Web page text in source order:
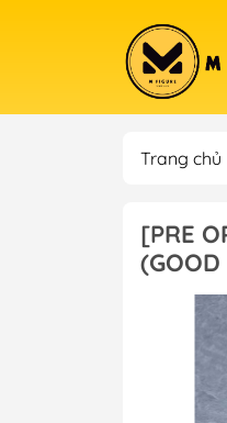
Trang chủ
[PRE
(GOOD